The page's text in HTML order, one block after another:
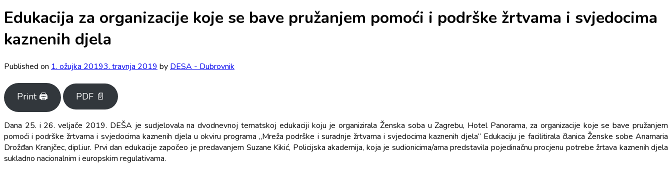
Edukacija za organizacije koje se bave pružanjem pomoći i podrške žrtvama i svjedocima
kaznenih djela
Published on 1. ožujka 20193. travnja 2019 by DESA - Dubrovnik
Print 🖨 PDF 📄
Dana 25. i 26. veljače 2019. DEŠA je sudjelovala na dvodnevnoj tematskoj edukaciji koju je organizirala Ženska soba u Zagrebu, Hotel Panorama, za organizacije koje se bave pružanjem
pomoći i podrške žrtvama i svjedocima kaznenih djela u okviru programa „Mreža podrške i suradnje žrtvama i svjedocima kaznenih djela“ Edukaciju je facilitirala članica Ženske sobe Anamaria
Drožđan Kranjčec, dipl.iur. Prvi dan edukacije započeo je predavanjem Suzane Kikić, Policijska akademija, koja je sudionicima/ama predstavila pojedinačnu procjenu potrebe žrtava kaznenih djela
sukladno nacionalnim i europskim regulativama.